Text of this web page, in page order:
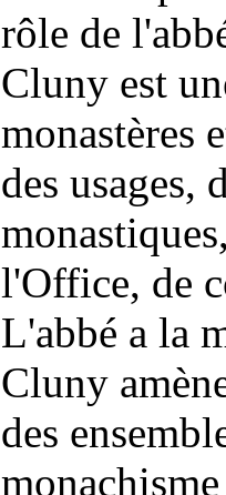
rôle de
Cluny est
monastères
des usages,
l'Office, de
L'abbé a la
Cluny
des